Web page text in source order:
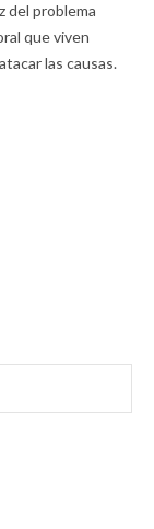
del problema
que viven
las causas.